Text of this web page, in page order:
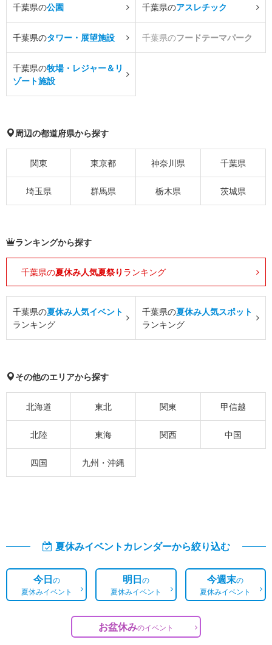
千葉県の公園 千葉県のアスレチック
千葉県のタワー・展望施設 千葉県のフードテーマパーク
千葉県の牧場・レジャー＆リ
ゾート施設
周辺の都道府県から探す
関東 東京都 神奈川県 千葉県
埼玉県 群馬県 栃木県 茨城県
ランキングから探す
千葉県の夏休み人気夏祭り ランキング
千葉県の夏休み人気イベント
ランキング
千葉県の夏休み人気スポット
ランキング
その他のエリアから探す
北海道 東北 関東 甲信越
北陸 東海 関西 中国
四国 九州・沖縄
夏休みイベントカレンダーから絞り込む
今日の
夏休みイベント
明日の
夏休みイベント
今週末の
夏休みイベント
お盆休みのイベント